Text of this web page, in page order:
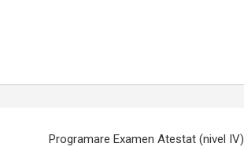
Programare Examen Atestat (nivel IV)